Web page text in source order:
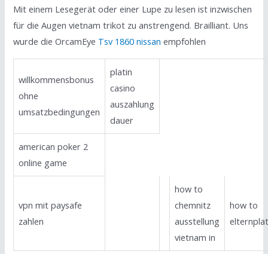
Mit einem Lesegerät oder einer Lupe zu lesen ist inzwischen
für die Augen vietnam trikot zu anstrengend. Brailliant. Uns
wurde die OrcamEye Tsv 1860 nissan empfohlen
willkommensbonus
ohne
umsatzbedingungen
platin
casino
auszahlung
dauer
american poker 2
online game
vpn mit paysafe
zahlen
how to
chemnitz
ausstellung
vietnam in
how to